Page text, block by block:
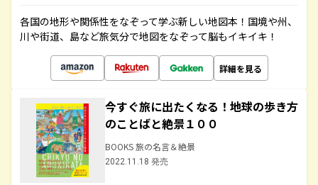
各国の地形や関係性をなぞって学ぶ新しい地図本！国境や州、
川や街道、島など旅気分で地図をなぞって脳もイキイキ！
詳細を見る
今すぐ旅に出たくなる！地球の歩き方
のことばと絶景１００
BOOKS 旅の名言＆絶景
2022.11.18 発売